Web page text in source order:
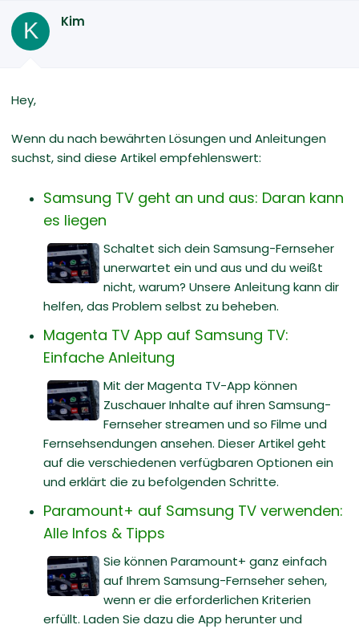
K Kim
Hey,
Wenn du nach bewährten Lösungen und Anleitungen
suchst, sind diese Artikel empfehlenswert:
Samsung TV geht an und aus: Daran kann
es liegen
Schaltet sich dein Samsung-Fernseher
unerwartet ein und aus und du weißt
nicht, warum? Unsere Anleitung kann dir
helfen, das Problem selbst zu beheben.
Magenta TV App auf Samsung TV:
Einfache Anleitung
Mit der Magenta TV-App können
Zuschauer Inhalte auf ihren Samsung-
Fernseher streamen und so Filme und
Fernsehsendungen ansehen. Dieser Artikel geht
auf die verschiedenen verfügbaren Optionen ein
und erklärt die zu befolgenden Schritte.
Paramount+ auf Samsung TV verwenden:
Alle Infos & Tipps
Sie können Paramount+ ganz einfach
auf Ihrem Samsung-Fernseher sehen,
wenn er die erforderlichen Kriterien
erfüllt. Laden Sie dazu die App herunter und